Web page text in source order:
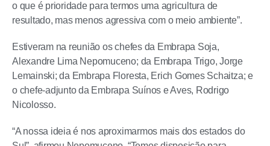
o que é prioridade para termos uma agricultura de
resultado, mas menos agressiva com o meio ambiente”.
Estiveram na reunião os chefes da Embrapa Soja,
Alexandre Lima Nepomuceno; da Embrapa Trigo, Jorge
Lemainski; da Embrapa Floresta, Erich Gomes Schaitza; e
o chefe-adjunto da Embrapa Suínos e Aves, Rodrigo
Nicolosso.
“A nossa ideia é nos aproximarmos mais dos estados do